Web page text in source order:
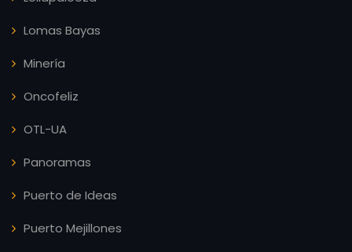
Lomas Bayas
Minería
Oncofeliz
OTL-UA
Panoramas
Puerto de Ideas
Puerto Mejillones